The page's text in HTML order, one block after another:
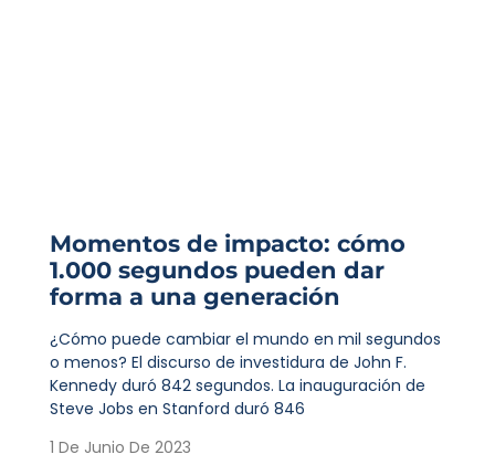
Momentos de impacto: cómo
1.000 segundos pueden dar
forma a una generación
¿Cómo puede cambiar el mundo en mil segundos
o menos? El discurso de investidura de John F.
Kennedy duró 842 segundos. La inauguración de
Steve Jobs en Stanford duró 846
1 De Junio De 2023